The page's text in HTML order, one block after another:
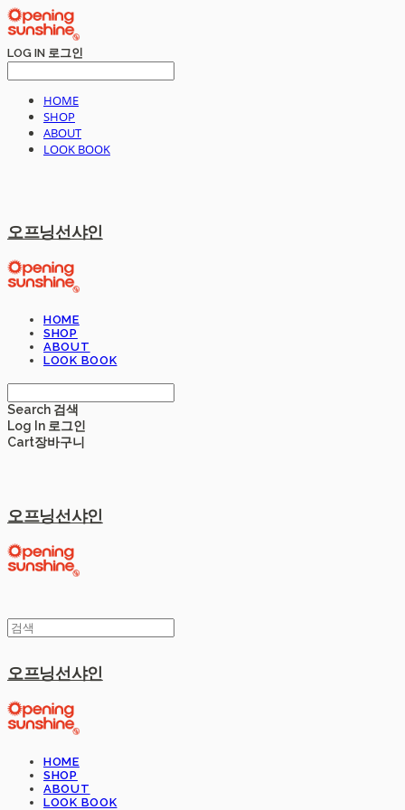
LOG IN 로그인
HOME
SHOP
ABOUT
LOOK BOOK
오프닝선샤인
HOME
SHOP
ABOUT
LOOK BOOK
Search 검색
Log In 로그인
Cart장바구니
오프닝선샤인
오프닝선샤인
HOME
SHOP
ABOUT
LOOK BOOK